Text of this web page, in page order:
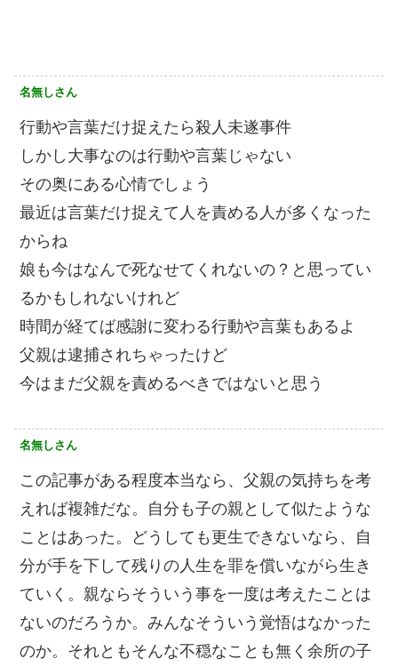
名無しさん
行動や言葉だけ捉えたら殺人未遂事件
しかし大事なのは行動や言葉じゃない
その奥にある心情でしょう
最近は言葉だけ捉えて人を責める人が多くなった
からね
娘も今はなんで死なせてくれないの？と思ってい
るかもしれないけれど
時間が経てば感謝に変わる行動や言葉もあるよ
父親は逮捕されちゃったけど
今はまだ父親を責めるべきではないと思う
名無しさん
この記事がある程度本当なら、父親の気持ちを考
えれば複雑だな。自分も子の親として似たような
ことはあった。どうしても更生できないなら、自
分が手を下して残りの人生を罪を償いながら生き
ていく。親ならそういう事を一度は考えたことは
ないのだろうか。みんなそういう覚悟はなかった
のか。それともそんな不穏なことも無く余所の子